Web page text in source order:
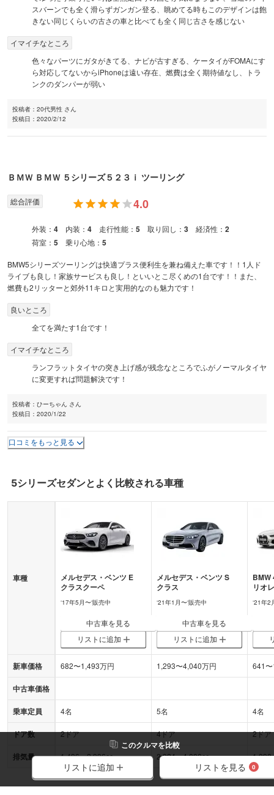
スバーンでも全く滑らずガンガン登る、眺めてる時もこのデザインは飽
きない同じくらいの古さの車と比べても全く同じ古さを感じない
イマイチなところ
色々なパーツにガタがきてる、ナビが古すぎる、ケータイがFOMAにす
ら対応してないからiPhoneは遠い存在、燃費は全く期待値なし、トラ
ンクのダンパーが弱い
投稿者： 20代男性 さん
投稿日： 2020/2/12
ＢＭＷ ＢＭＷ ５シリーズ５２３ｉ ツーリング
総合評価 4.0
外装： 4 内装： 4 走行性能： 5 取り回し： 3 経済性： 2
荷室： 5 乗り心地： 5
BMW5シリーズツーリングは快適プラス便利生を兼ね備えた車です！！1人ド
ライブも良し！家族サービスも良し！といいとこ尽くめの1台です！！また、
燃費も2リッターと郊外11キロと実用的なのも魅力です！
良いところ
全てを満たす1台です！
イマイチなところ
ランフラットタイヤの突き上げ感が残念なところでふがノーマルタイヤ
に変更すれば問題解決です！
投稿者： ひーちゃん さん
投稿日： 2020/1/22
口コミをもっと見る
5シリーズセダンとよく比較される車種
車種 メルセデス・ベンツ E
クラスクーペ
‘17年5月〜‘販売中
メルセデス・ベンツS
クラス
‘21年1月〜‘販売中
BMW
リオレ
‘21年2
中古車を見る
リストに追加
中古車を見る
リストに追加
新車価格 682〜1,493万円 1,293〜4,040万円 641〜
中古車価格
乗車定員 4名 5名 4名
ドア数 2ドア 4ドア 2ドア
排気量 1,496～2,996cc 2,924～4,000cc 1,998
このクルマを比較
リストに追加 リストを見る 0